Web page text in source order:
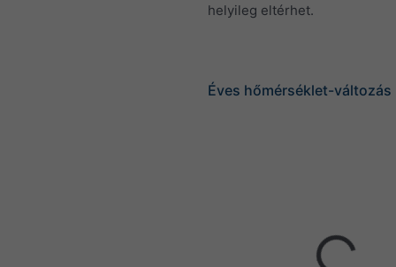
helyileg eltérhet.
Éves hőmérséklet-